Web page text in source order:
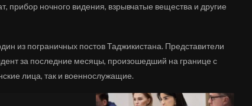
прибор ночного видения, взрывчатые вещества и другие
из пограничных постов Таджикистана. Представители
за последние месяцы, произошедший на границе с
лица, так и военнослужащие.